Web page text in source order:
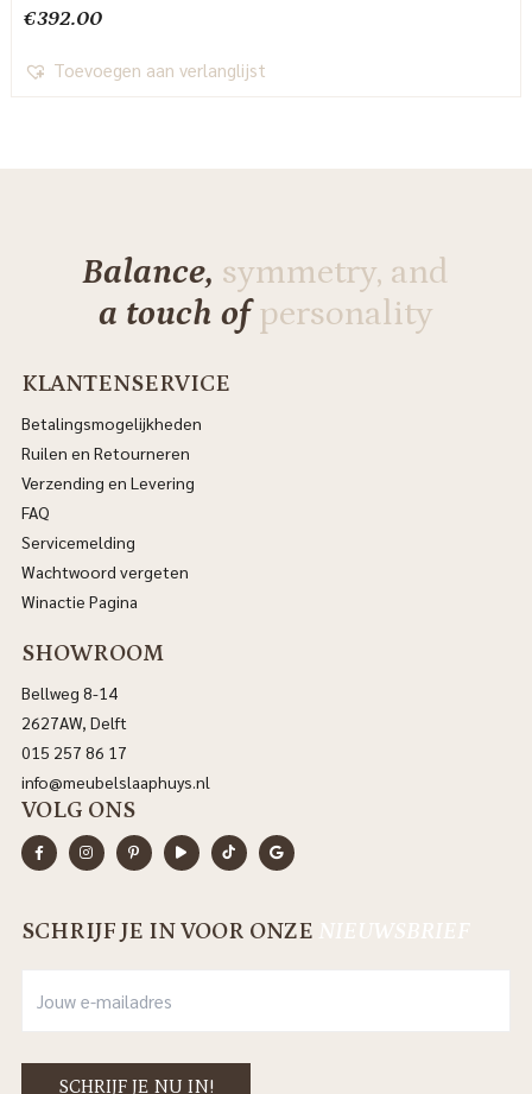
€392.00
Toevoegen aan verlanglijst
Balance, symmetry, and
a touch ofpersonality
KLANTENSERVICE
Betalingsmogelijkheden
Ruilen en Retourneren
Verzending en Levering
FAQ
Servicemelding
Wachtwoord vergeten
Winactie Pagina
SHOWROOM
Bellweg 8-14
2627AW, Delft
015 257 86 17
info@meubelslaaphuys.nl
VOLG ONS
SCHRIJF JE IN VOOR ONZE NIEUWSBRIEF